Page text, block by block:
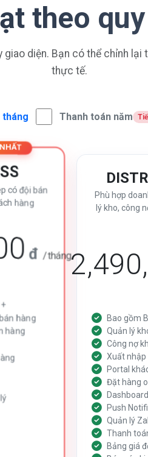
theo
giao diện. Bạn có thể chỉnh lại
thực tế.
tháng Thanh toán năm
có đội bán
hàng
đ /tháng
hàng
hàng
Phù hợp
lý kho, công
Bao gồm
Quản lý
Công nợ
Xuất nhập
Portal
Đặt hàng
Push
Quản lý
Thanh
Bảng giá